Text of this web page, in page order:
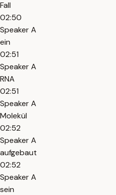
Fall
02:50
Speaker A
ein
02:51
Speaker A
RNA
02:51
Speaker A
Molekül
02:52
Speaker A
aufgebaut
02:52
Speaker A
sein